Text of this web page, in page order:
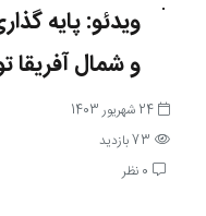
ویدئو: پایه
و شمال آفریقا
24 شهریور 1403
73 بازدید
0 نظر